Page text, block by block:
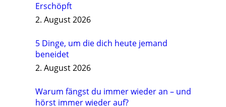
Erschöpft
2. August 2026
5 Dinge, um die dich heute jemand
beneidet
2. August 2026
Warum fängst du immer wieder an – und
hörst immer wieder auf?